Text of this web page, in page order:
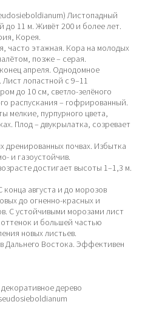
Листопадный
до 11 м. Живёт 200 и более лет.
Корея.
часто этажная. Кора на молодых
позже – серая.
апреля. Однодомное
лопастной с 9–11
до 10 см, светло-зелёного
распускания – гофрированный.
мелкие, пурпурного цвета,
Плод – двукрылатка, созревает
почвах. Избытка
и газоустойчив.
достигает высоты 1–1,3 м.
августа и до морозов
до огненно-красных и
С устойчивыми морозами лист
и большей частью
новых листьев.
Дальнего Востока. Эффективен
дерево